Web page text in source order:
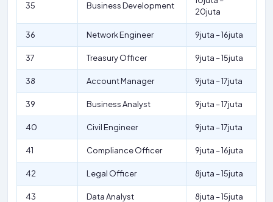
35 Business Development
20juta
36 Network Engineer 9juta – 16juta
37 Treasury Officer 9juta – 15juta
38 Account Manager 9juta – 17juta
39 Business Analyst 9juta – 17juta
40 Civil Engineer 9juta – 17juta
41 Compliance Officer 9juta – 16juta
42 Legal Officer 8juta – 15juta
43 Data Analyst 8juta – 15juta